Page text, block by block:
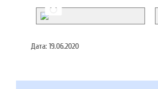
Дата: 19.06.2020